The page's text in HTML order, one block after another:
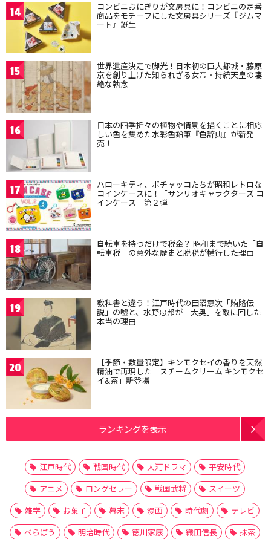
14 コンビニおにぎりが文房具に！コンビニの定番
商品をモチーフにした文房具シリーズ『ジムマ
ート』誕生
15 世界遺産決定で脚光！日本初の巨大都城・藤原
京を創り上げた知られざる女帝・持統天皇の凄
絶な執念
16 日本の四季折々の植物や情景を描くことに相応
しい色を集めた水彩色鉛筆『色辞典』が新発
売！
17 ハローキティ、ポチャッコたちが昭和レトロな
コインケースに！「サンリオキャラクターズ コ
インケース」第２弾
18 自転車を持つだけで税金？ 昭和まで続いた「自
転車税」の意外な歴史と脱税が横行した理由
19 教科書と違う！江戸時代の田沼意次「賄賂伝
説」の嘘と、水野忠邦が「大奥」を敵に回した
本当の理由
20 【季節・数量限定】キンモクセイの香りを天然
精油で再現した「スチームクリーム キンモクセ
イ&茶」新登場
ランキングを表示
江戸時代 戦国時代 大河ドラマ
平安時代
アニメ
ロングセラー 戦国武将
スイーツ
雑学
お菓子 幕末 漫画 時代劇
テレビ
べらぼう
明治時代 徳川家康 織田信長
抹茶